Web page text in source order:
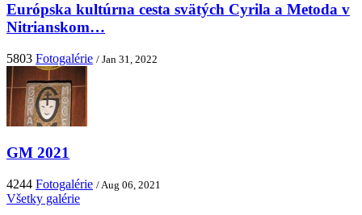
Európska kultúrna cesta svätých Cyrila a Metoda v
Nitrianskom…
5803 Fotogalérie / Jan 31, 2022
GM 2021
4244 Fotogalérie / Aug 06, 2021
Všetky galérie